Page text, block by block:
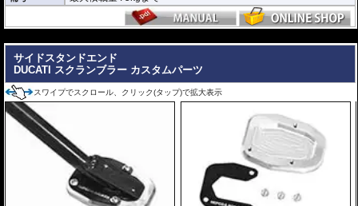
サイドスタンドエンド
DUCATI スクランブラー カスタムパーツ
スワイプでスクロール、クリック(タップ)で拡大表示